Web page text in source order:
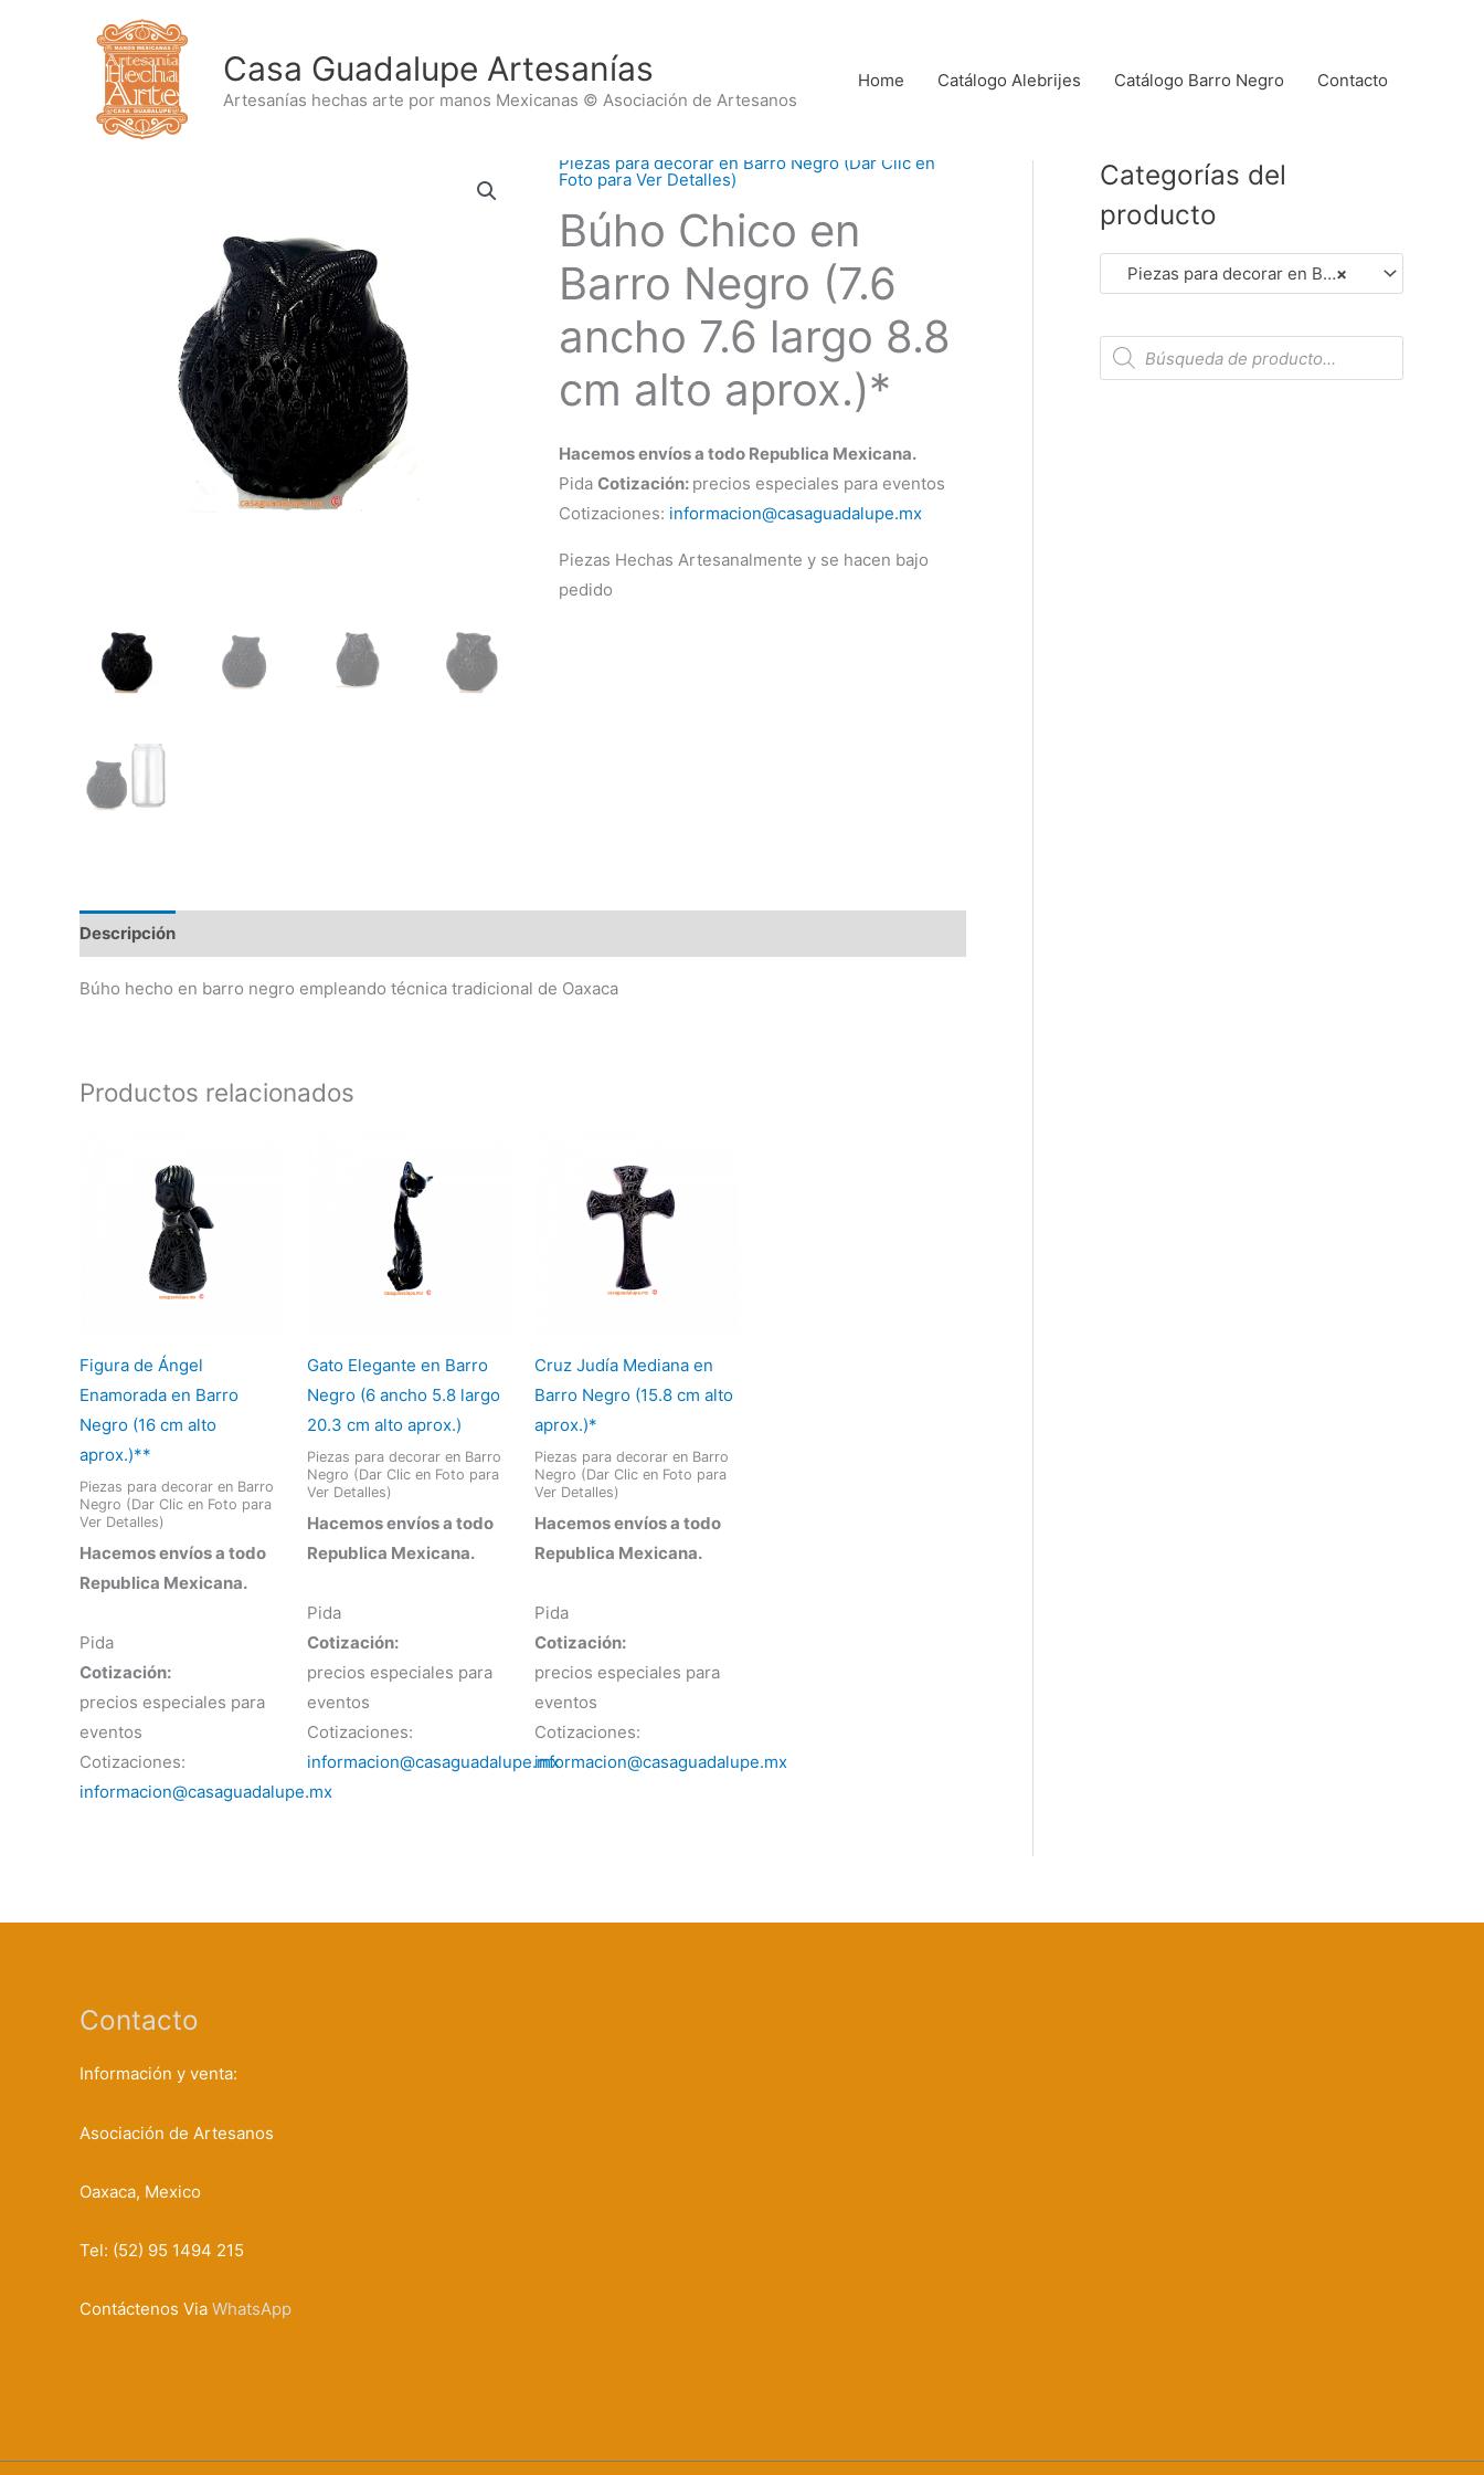
Casa Guadalupe Artesanías
Artesanías hechas arte por manos Mexicanas © Asociación de Artesanos
Home Catálogo Alebrijes Catálogo Barro Negro Contacto
Piezas para decorar en Barro Negro (Dar Clic en
Foto para Ver Detalles)
Búho Chico en
Barro Negro (7.6
ancho 7.6 largo 8.8
cm alto aprox.)*
Hacemos envíos a todo Republica Mexicana.
Pida Cotización: precios especiales para eventos
Cotizaciones: informacion@casaguadalupe.mx
Piezas Hechas Artesanalmente y se hacen bajo
pedido
Descripción
Búho hecho en barro negro empleando técnica tradicional de Oaxaca
Productos relacionados
Figura de Ángel
Enamorada en Barro
Negro (16 cm alto
aprox.)**
Piezas para decorar en Barro
Negro (Dar Clic en Foto para
Ver Detalles)
Hacemos envíos a todo
Republica Mexicana.
Pida
Cotización:
precios especiales para
eventos
Cotizaciones:
informacion@casaguadalupe.mx
Gato Elegante en Barro
Negro (6 ancho 5.8 largo
20.3 cm alto aprox.)
Piezas para decorar en Barro
Negro (Dar Clic en Foto para
Ver Detalles)
Hacemos envíos a todo
Republica Mexicana.
Pida
Cotización:
precios especiales para
eventos
Cotizaciones:
informacion@casaguadalupe.mx
Cruz Judía Mediana en
Barro Negro (15.8 cm alto
aprox.)*
Piezas para decorar en Barro
Negro (Dar Clic en Foto para
Ver Detalles)
Hacemos envíos a todo
Republica Mexicana.
Pida
Cotización:
precios especiales para
eventos
Cotizaciones:
informacion@casaguadalupe.mx
Categorías del
producto
×
Piezas para decorar en Barro Negro (Dar Clic en Foto para Ver Detalles)
B
s
Contacto
Información y venta:
Asociación de Artesanos
Oaxaca, Mexico
Tel: (52) 95 1494 215
Contáctenos Via WhatsApp